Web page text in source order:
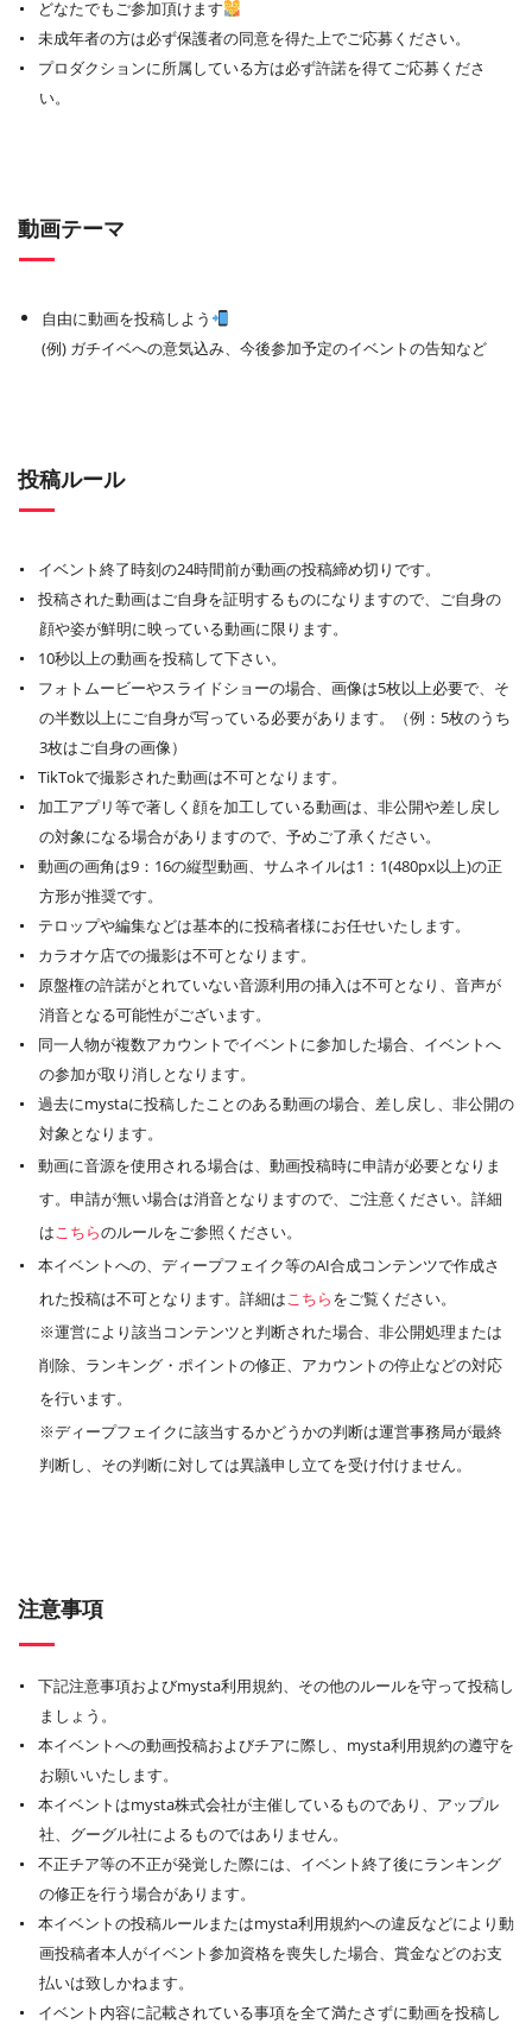
どなたでもご参加頂けます
未成年者の方は必ず保護者の同意を得た上でご応募ください。
プロダクションに所属している方は必ず許諾を得てご応募くださ
い。
動画テーマ
自由に動画を投稿しよう
(例) ガチイベへの意気込み、今後参加予定のイベントの告知など
投稿ルール
イベント終了時刻の24時間前が動画の投稿締め切りです。
投稿された動画はご自身を証明するものになりますので、ご自身の
顔や姿が鮮明に映っている動画に限ります。
10秒以上の動画を投稿して下さい。
フォトムービーやスライドショーの場合、画像は5枚以上必要で、そ
の半数以上にご自身が写っている必要があります。（例：5枚のうち
3枚はご自身の画像）
TikTokで撮影された動画は不可となります。
加工アプリ等で著しく顔を加工している動画は、非公開や差し戻し
の対象になる場合がありますので、予めご了承ください。
動画の画角は9：16の縦型動画、サムネイルは1：1(480px以上)の正
方形が推奨です。
テロップや編集などは基本的に投稿者様にお任せいたします。
カラオケ店での撮影は不可となります。
原盤権の許諾がとれていない音源利用の挿入は不可となり、音声が
消音となる可能性がございます。
同一人物が複数アカウントでイベントに参加した場合、イベントへ
の参加が取り消しとなります。
過去にmystaに投稿したことのある動画の場合、差し戻し、非公開の
対象となります。
動画に音源を使用される場合は、動画投稿時に申請が必要となりま
す。申請が無い場合は消音となりますので、ご注意ください。詳細
はこちらのルールをご参照ください。
本イベントへの、ディープフェイク等のAI合成コンテンツで作成さ
れた投稿は不可となります。詳細はこちらをご覧ください。
※運営により該当コンテンツと判断された場合、非公開処理または
削除、ランキング・ポイントの修正、アカウントの停止などの対応
を行います。
※ディープフェイクに該当するかどうかの判断は運営事務局が最終
判断し、その判断に対しては異議申し立てを受け付けません。
注意事項
下記注意事項およびmysta利用規約、その他のルールを守って投稿し
ましょう。
本イベントへの動画投稿およびチアに際し、mysta利用規約の遵守を
お願いいたします。
本イベントはmysta株式会社が主催しているものであり、アップル
社、グーグル社によるものではありません。
不正チア等の不正が発覚した際には、イベント終了後にランキング
の修正を行う場合があります。
本イベントの投稿ルールまたはmysta利用規約への違反などにより動
画投稿者本人がイベント参加資格を喪失した場合、賞金などのお支
払いは致しかねます。
イベント内容に記載されている事項を全て満たさずに動画を投稿し